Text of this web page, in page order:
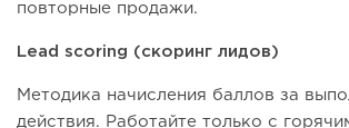
повторные продажи.
Lead scoring (скоринг лидов)
Методика начисления баллов за
действия. Работайте только с